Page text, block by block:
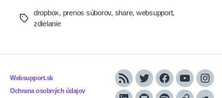
Tags
dropbox, prenos súborov, share, websupport,
zdielanie
Websupport.sk
Ochrana osobných údajov
RSS TwitterFacebook
YouTube